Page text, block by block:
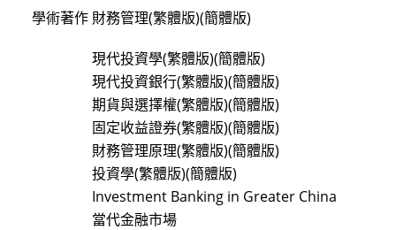
學術著作 財務管理(繁體版)(簡體版)
現代投資學(繁體版)(簡體版)
現代投資銀行(繁體版)(簡體版)
期貨與選擇權(繁體版)(簡體版)
固定收益證券(繁體版)(簡體版)
財務管理原理(繁體版)(簡體版)
投資學(繁體版)(簡體版)
Investment Banking in Greater China
當代金融市場